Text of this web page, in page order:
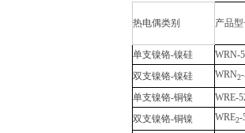
热电偶类别 产品
单支镍铬-镍硅
WRN-
双支镍铬-镍硅
WRN2
单支镍铬-铜镍
WRE-
双支镍铬-铜镍
WRE2-